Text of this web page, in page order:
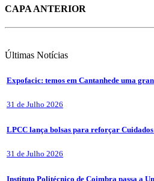
CAPA ANTERIOR
Últimas Notícias
Expofacic: temos em Cantanhede uma
31 de Julho 2026
LPCC lança bolsas para reforçar
31 de Julho 2026
Instituto Politécnico de Coimbra passa a